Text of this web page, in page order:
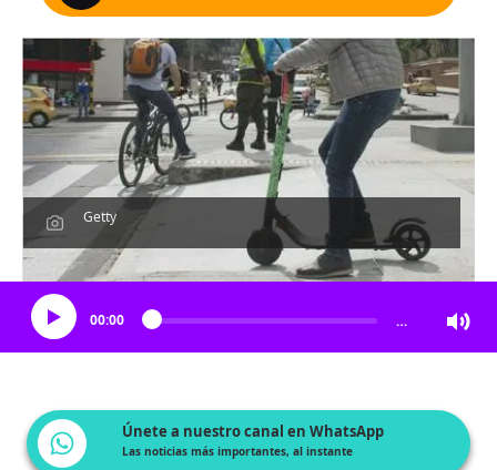
Getty
Escucha el artículo
00:00 …
Únete a nuestro canal en WhatsApp
Las noticias más importantes, al instante